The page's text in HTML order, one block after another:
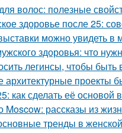
волос: полезные
здоровье после 25:
можно увидеть в
здоровья: что
легинсы, чтобы быть
архитектурные проекты
как сделать её основой
Moscow: рассказы из
тренды в